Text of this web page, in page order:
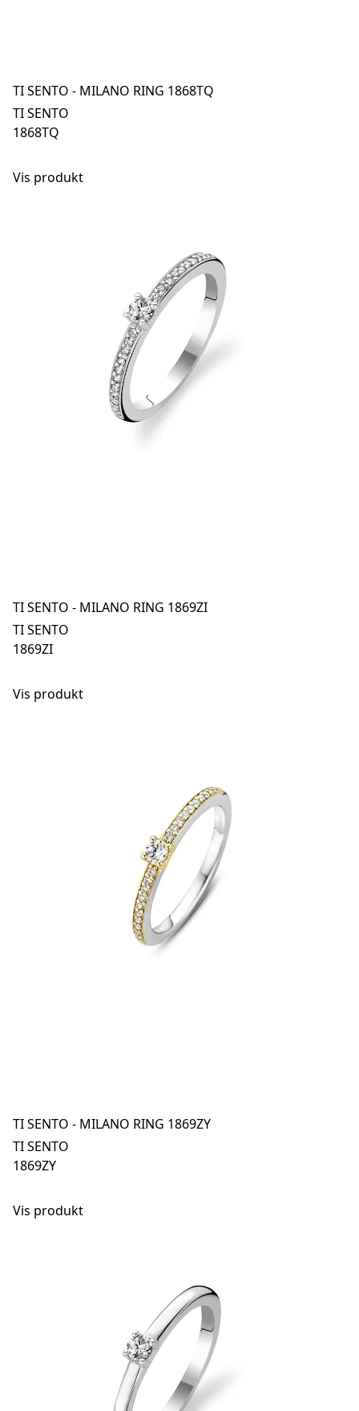
TI SENTO - MILANO RING 1868TQ
TI SENTO
1868TQ
Vis produkt
TI SENTO - MILANO RING 1869ZI
TI SENTO
1869ZI
Vis produkt
TI SENTO - MILANO RING 1869ZY
TI SENTO
1869ZY
Vis produkt